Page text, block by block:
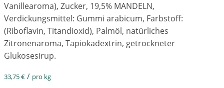
Vanillearoma), Zucker, 19,5% MANDELN,
Verdickungsmittel: Gummi arabicum, Farbstoff:
(Riboflavin, Titandioxid), Palmöl, natürliches
Zitronenaroma, Tapiokadextrin, getrockneter
Glukosesirup.
33,75€ / pro kg